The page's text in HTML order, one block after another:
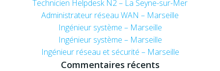
Technicien Helpdesk N2 – La Seyne-sur-Mer
Administrateur réseau WAN – Marseille
Ingénieur système – Marseille
Ingénieur système – Marseille
Ingénieur réseau et sécurité – Marseille
Commentaires récents